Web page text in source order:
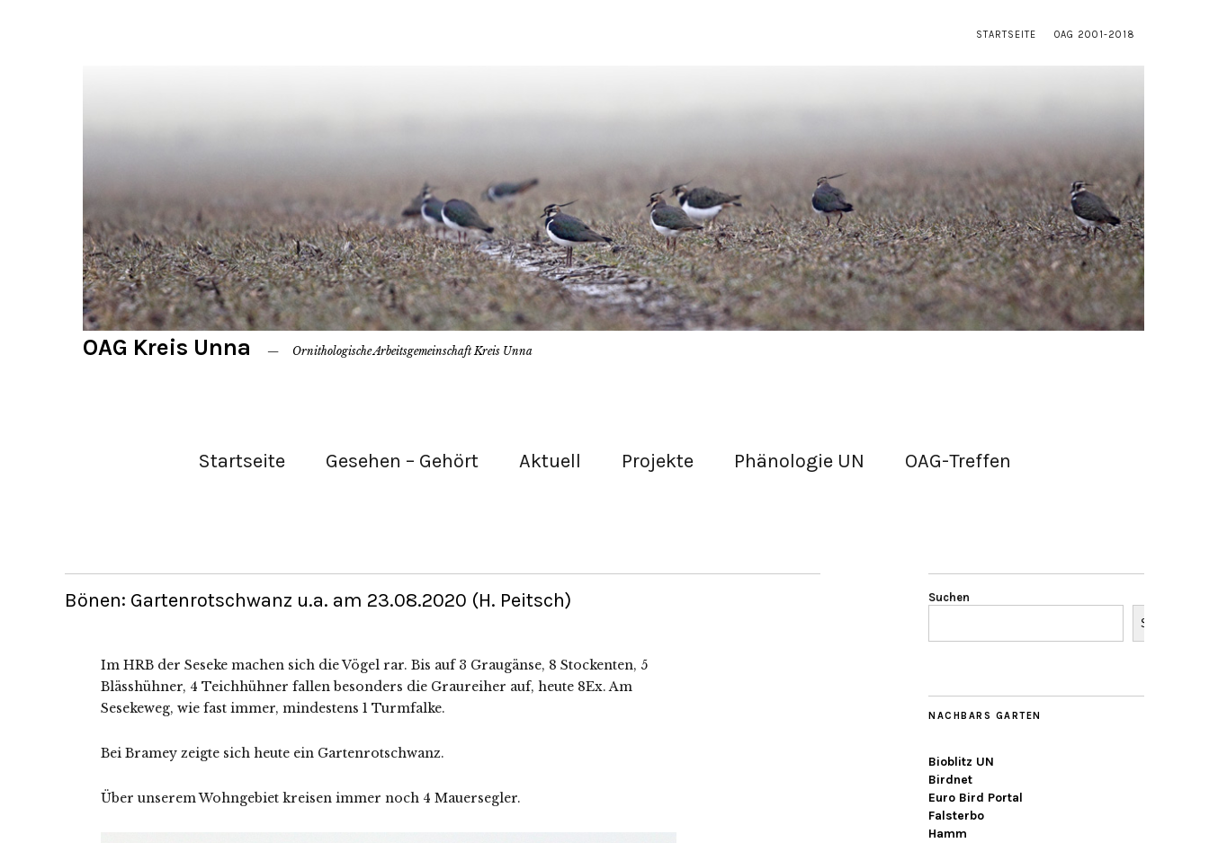
STARTSEITE OAG 2001-2018
OAG Kreis Unna Ornithologische Arbeitsgemeinschaft Kreis Unna
Startseite Gesehen – Gehört Aktuell Projekte Phänologie UN OAG-Treffen
Bönen: Gartenrotschwanz u.a. am 23.08.2020 (H. Peitsch)
Im HRB der Seseke machen sich die Vögel rar. Bis auf 3 Graugänse, 8 Stockenten, 5
Blässhühner, 4 Teichhühner fallen besonders die Graureiher auf, heute 8Ex. Am
Sesekeweg, wie fast immer, mindestens 1 Turmfalke.
Bei Bramey zeigte sich heute ein Gartenrotschwanz.
Über unserem Wohngebiet kreisen immer noch 4 Mauersegler.
Suchen
Suchen
NACHBARS GARTEN
Bioblitz UN
Birdnet
Euro Bird Portal
Falsterbo
Hamm